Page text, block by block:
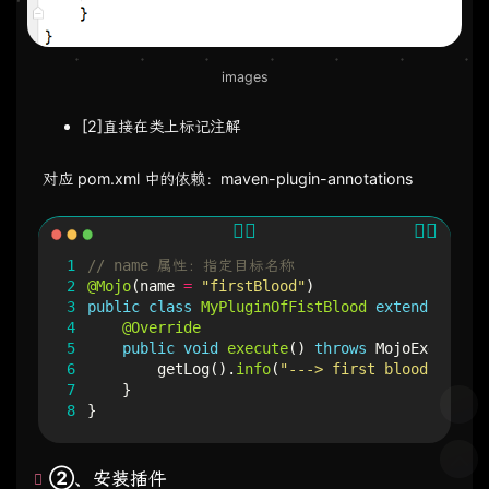
images
[2]直接在类上标记注解
​ 对应 pom.xml 中的依赖：maven-plugin-annotations
1
2
3
4
5
6
7
8
// name 属性：指定目标名称
@Mojo(name = "firstBlood")
public class MyPluginOfFistBlood extends
@Override
public void execute() throws
getLog(). info( "---> first blood <---"
}
}
②、安装插件